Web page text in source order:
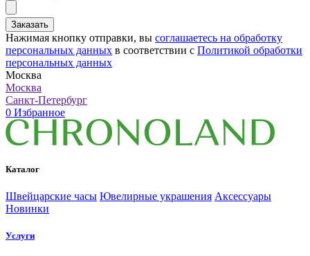
Заказать
Нажимая кнопку отправки, вы соглашаетесь на обработку
персональных данных в соответствии с Политикой обработки
персональных данных
Москва
Москва
Санкт-Петербург
0 Избранное
Каталог
Швейцарские часы Ювелирные украшения Аксессуары
Новинки
Услуги